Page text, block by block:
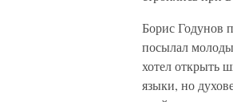
Борис Годунов
посылал
хотел открыть
языки, но